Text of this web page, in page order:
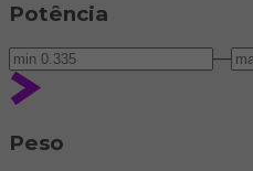
Potência
—
Peso